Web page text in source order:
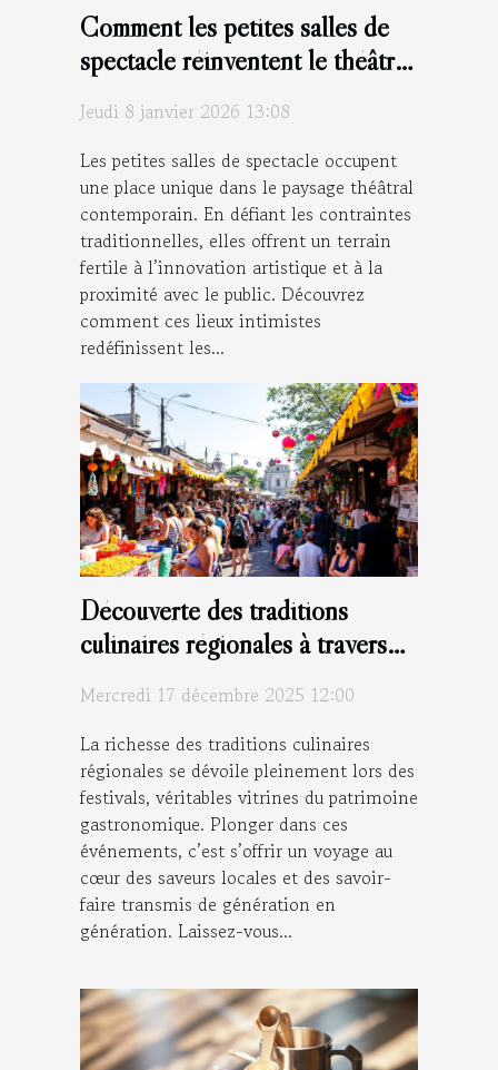
Comment les petites salles de
spectacle réinventent le théâtre
Jeudi 8 janvier 2026 13:08
Les petites salles de spectacle occupent
une place unique dans le paysage théâtral
contemporain. En défiant les contraintes
traditionnelles, elles offrent un terrain
fertile à l’innovation artistique et à la
proximité avec le public. Découvrez
comment ces lieux intimistes
redéfinissent les...
Découverte des traditions
culinaires régionales à travers
Mercredi 17 décembre 2025 12:00
La richesse des traditions culinaires
régionales se dévoile pleinement lors des
festivals, véritables vitrines du patrimoine
gastronomique. Plonger dans ces
événements, c’est s’offrir un voyage au
cœur des saveurs locales et des savoir-
faire transmis de génération en
génération. Laissez-vous...